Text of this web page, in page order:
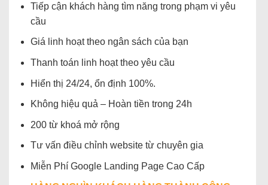
Tiếp cận khách hàng tìm năng trong phạm vi yêu
cầu
Giá linh hoạt theo ngân sách của bạn
Thanh toán linh hoạt theo yêu cầu
Hiển thị 24/24, ổn định 100%.
Không hiệu quả – Hoàn tiền trong 24h
200 từ khoá mở rộng
Tư vấn điều chỉnh website từ chuyên gia
Miễn Phí Google Landing Page Cao Cấp